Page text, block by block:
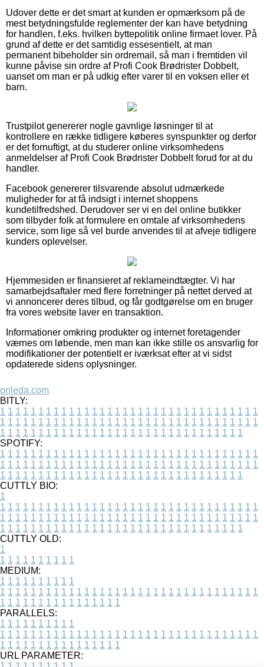
Udover dette er det smart at kunden er opmærksom på de
mest betydningsfulde reglementer der kan have betydning
for handlen, f.eks. hvilken byttepolitik online firmaet lover. På
grund af dette er det samtidig essesentielt, at man
permanent bibeholder sin ordremail, så man i fremtiden vil
kunne påvise sin ordre af Profi Cook Brødrister Dobbelt,
uanset om man er på udkig efter varer til en voksen eller et
barn.
Trustpilot genererer nogle gavnlige løsninger til at
kontrollere en række tidligere køberes synspunkter og derfor
er det fornuftigt, at du studerer online virksomhedens
anmeldelser af Profi Cook Brødrister Dobbelt forud for at du
handler.
Facebook genererer tilsvarende absolut udmærkede
muligheder for at få indsigt i internet shoppens
kundetilfredshed. Derudover ser vi en del online butikker
som tilbyder folk at formulere en omtale af virksomhedens
service, som lige så vel burde anvendes til at afveje tidligere
kunders oplevelser.
Hjemmesiden er finansieret af reklameindtægter. Vi har
samarbejdsaftaler med flere forretninger på nettet derved at
vi annoncerer deres tilbud, og får godtgørelse om en bruger
fra vores website laver en transaktion.
Informationer omkring produkter og internet foretagender
værnes om løbende, men man kan ikke stille os ansvarlig for
modifikationer der potentielt er iværksat efter at vi sidst
opdaterede sidens oplysninger.
onleda.com
BITLY:
1 1 1 1 1 1 1 1 1 1 1 1 1 1 1 1 1 1 1 1 1 1 1 1 1 1 1 1 1 1 1 1 1 1
1 1 1 1 1 1 1 1 1 1 1 1 1 1 1 1 1 1 1 1 1 1 1 1 1 1 1 1 1 1 1 1 1 1
1 1 1 1 1 1 1 1 1 1 1 1 1 1 1 1 1 1 1 1 1 1 1 1 1 1 1 1 1 1 1 1
SPOTIFY:
1 1 1 1 1 1 1 1 1 1 1 1 1 1 1 1 1 1 1 1 1 1 1 1 1 1 1 1 1 1 1 1 1 1
1 1 1 1 1 1 1 1 1 1 1 1 1 1 1 1 1 1 1 1 1 1 1 1 1 1 1 1 1 1 1 1 1 1
1 1 1 1 1 1 1 1 1 1 1 1 1 1 1 1 1 1 1 1 1 1 1 1 1 1 1 1 1 1 1 1
CUTTLY BIO:
1
1 1 1 1 1 1 1 1 1 1 1 1 1 1 1 1 1 1 1 1 1 1 1 1 1 1 1 1 1 1 1 1 1 1
1 1 1 1 1 1 1 1 1 1 1 1 1 1 1 1 1 1 1 1 1 1 1 1 1 1 1 1 1 1 1 1 1 1
1 1 1 1 1 1 1 1 1 1 1 1 1 1 1 1 1 1 1 1 1 1 1 1 1 1 1 1 1 1 1 1
CUTTLY OLD:
1
1 1 1 1 1 1 1 1 1 1
MEDIUM:
1 1 1 1 1 1 1 1 1 1
1 1 1 1 1 1 1 1 1 1 1 1 1 1 1 1 1 1 1 1 1 1 1 1 1 1 1 1 1 1 1 1 1 1
1 1 1 1 1 1 1 1 1 1 1 1 1 1 1 1
PARALLELS:
1 1 1 1 1 1 1 1 1 1
1 1 1 1 1 1 1 1 1 1 1 1 1 1 1 1 1 1 1 1 1 1 1 1 1 1 1 1 1 1 1 1 1 1
1 1 1 1 1 1 1 1 1 1 1 1 1 1 1 1
URL PARAMETER: